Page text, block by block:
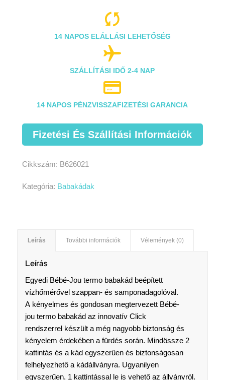

14 NAPOS ELÁLLÁSI LEHETŐSÉG

SZÁLLÍTÁSI IDŐ 2-4 NAP

14 NAPOS PÉNZVISSZAFIZETÉSI GARANCIA
Fizetési És Szállítási Információk
Cikkszám: B626021
Kategória: Babakádak
Leírás További információk Vélemények (0)
Leírás
Egyedi Bébé-Jou termo babakád beépített
vízhőmérővel szappan- és samponadagolóval.
A kényelmes és gondosan megtervezett Bébé-
jou termo babakád az innovatív Click
rendszerrel készült a még nagyobb biztonság és
kényelem érdekében a fürdés során. Mindössze 2
kattintás és a kád egyszerűen és biztonságosan
felhelyezhető a kádállványra. Ugyanilyen
egyszerűen, 1 kattintással le is vehető az állványról.